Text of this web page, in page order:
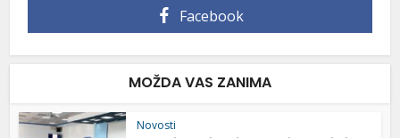
Facebook
MOŽDA VAS ZANIMA
Novosti